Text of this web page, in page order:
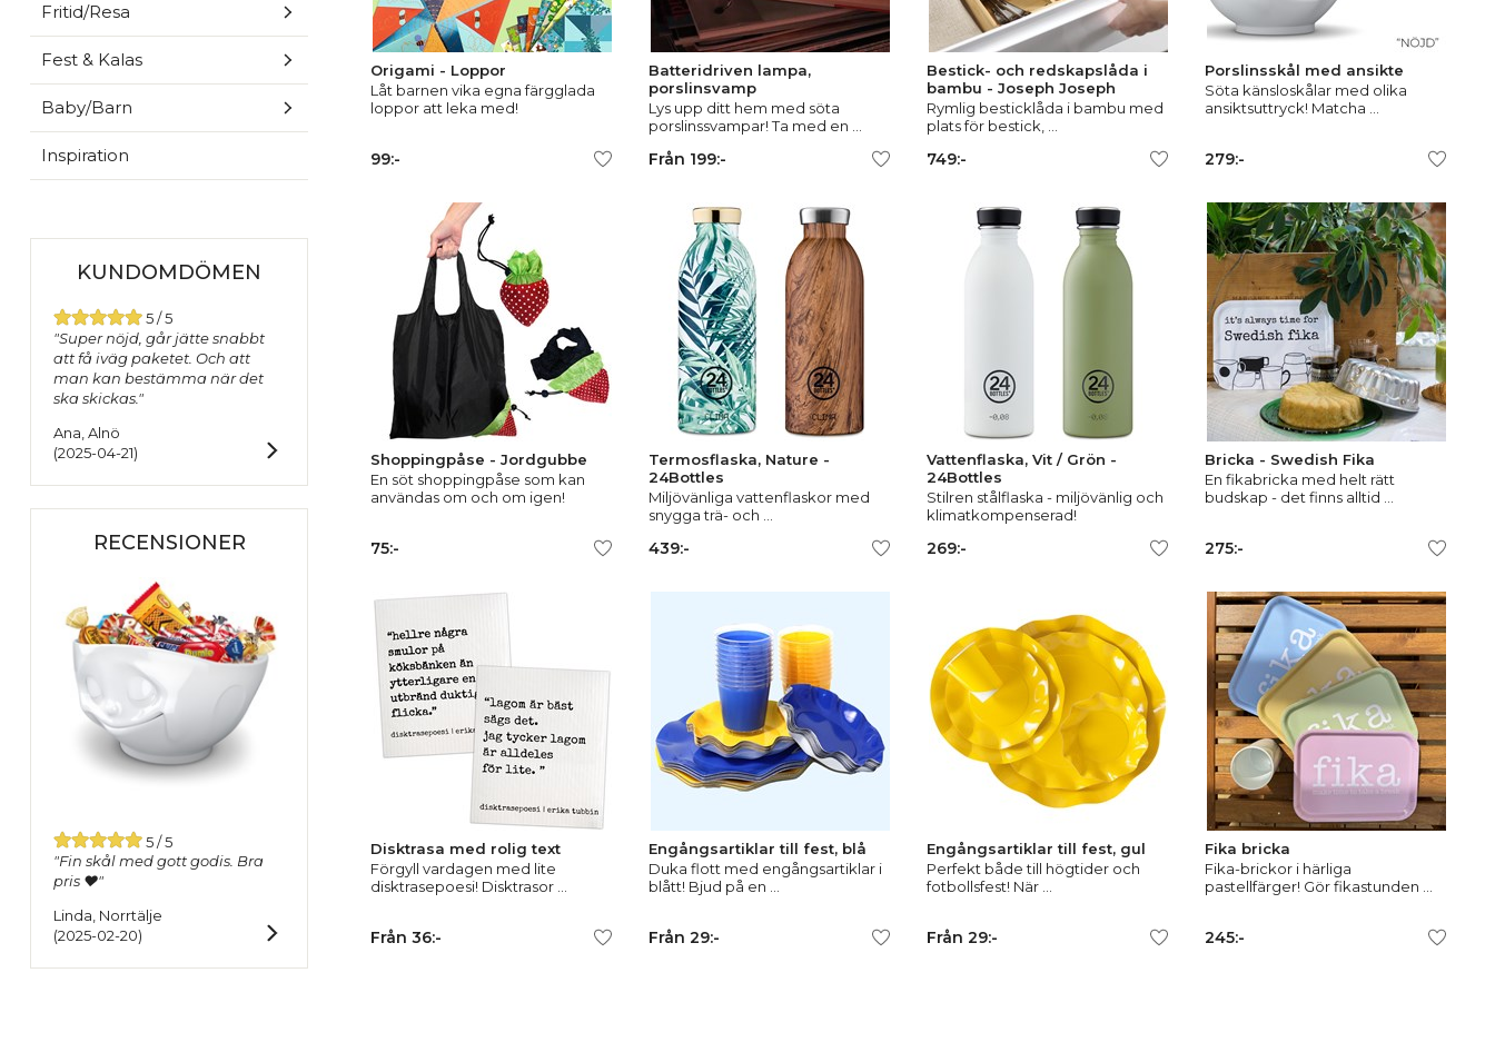
Fritid/Resa
Fest & Kalas
Baby/Barn
Inspiration
KUNDOMDÖMEN
5 / 5
"Super nöjd, går jätte snabbt
att få iväg paketet. Och att
man kan bestämma när det
ska skickas."
Ana, Alnö
(2025-04-21)
RECENSIONER
5 / 5
"Fin skål med gott godis. Bra
pris ❤️"
Linda, Norrtälje
(2025-02-20)
Origami - Loppor
Låt barnen vika egna färgglada
loppor att leka med!
99:-
Batteridriven lampa,
porslinsvamp
Lys upp ditt hem med söta
porslinssvampar! Ta med en ...
Från 199:-
Bestick- och redskapslåda i
bambu - Joseph Joseph
Rymlig besticklåda i bambu med
plats för bestick, ...
749:-
Porslinsskål med ansikte
Söta känsloskålar med olika
ansiktsuttryck! Matcha ...
279:-
Shoppingpåse - Jordgubbe
En söt shoppingpåse som kan
användas om och om igen!
75:-
Termosflaska, Nature -
24Bottles
Miljövänliga vattenflaskor med
snygga trä- och ...
439:-
Vattenflaska, Vit / Grön -
24Bottles
Stilren stålflaska - miljövänlig och
klimatkompenserad!
269:-
Bricka - Swedish Fika
En fikabricka med helt rätt
budskap - det finns alltid ...
275:-
Disktrasa med rolig text
Förgyll vardagen med lite
disktrasepoesi! Disktrasor ...
Från 36:-
Engångsartiklar till fest, blå
Duka flott med engångsartiklar i
blått! Bjud på en ...
Från 29:-
Engångsartiklar till fest, gul
Perfekt både till högtider och
fotbollsfest! När ...
Från 29:-
Fika bricka
Fika-brickor i härliga
pastellfärger! Gör fikastunden ...
245:-